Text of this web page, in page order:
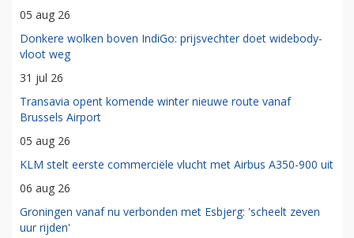
05 aug 26
Donkere wolken boven IndiGo: prijsvechter doet widebody-
vloot weg
31 jul 26
Transavia opent komende winter nieuwe route vanaf
Brussels Airport
05 aug 26
KLM stelt eerste commerciële vlucht met Airbus A350-900 uit
06 aug 26
Groningen vanaf nu verbonden met Esbjerg: 'scheelt zeven
uur rijden'